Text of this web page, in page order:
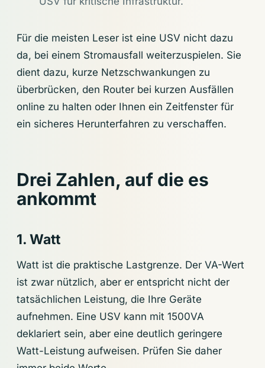
Für die meisten Leser ist eine USV nicht dazu
da, bei einem Stromausfall weiterzuspielen. Sie
dient dazu, kurze Netzschwankungen zu
überbrücken, den Router bei kurzen Ausfällen
online zu halten oder Ihnen ein Zeitfenster für
ein sicheres Herunterfahren zu verschaffen.
Drei Zahlen, auf die es
ankommt
1. Watt
Watt ist die praktische Lastgrenze. Der VA-Wert
ist zwar nützlich, aber er entspricht nicht der
tatsächlichen Leistung, die Ihre Geräte
aufnehmen. Eine USV kann mit 1500VA
deklariert sein, aber eine deutlich geringere
Watt-Leistung aufweisen. Prüfen Sie daher